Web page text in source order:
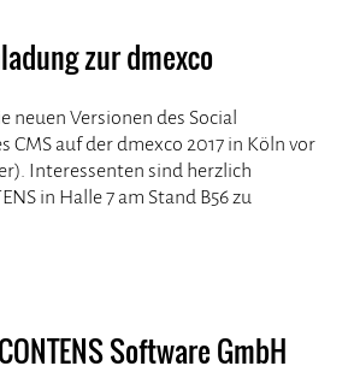
zur dmexco
neuen Versionen des Social
CMS auf der dmexco 2017 in Köln vor
Interessenten sind herzlich
in Halle 7 am Stand B56 zu
Software GmbH